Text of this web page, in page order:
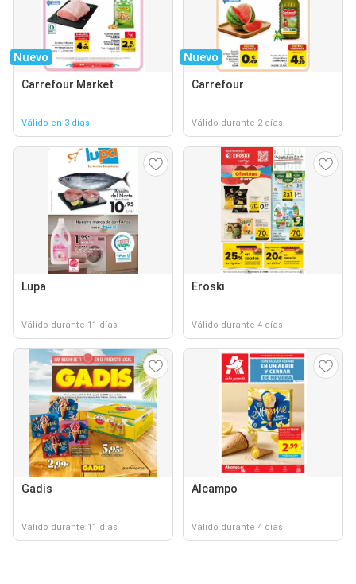
Nuevo
Carrefour Market
Válido en 3 días
Nuevo
Carrefour
Válido durante 2 días
Lupa
Válido durante 11 días
Eroski
Válido durante 4 días
Gadis
Válido durante 11 días
Alcampo
Válido durante 4 días